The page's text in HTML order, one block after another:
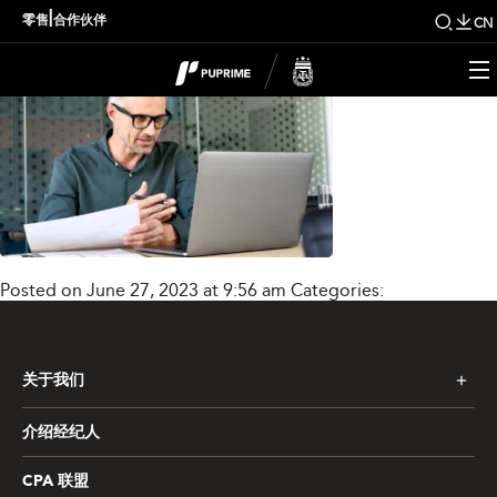
零售 合作伙伴 CN
Posted on June 27, 2023 at 9:56 am Categories:
关于我们
介绍经纪人
CPA 联盟